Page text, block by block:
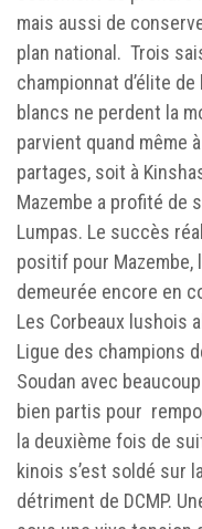
mais aussi de
plan national. Trois
championnat d’élite
blancs ne perdent la
parvient quand même
partages, soit à
Mazembe a profité de
Lumpas. Le succès
positif pour Mazembe,
demeurée encore en
Les Corbeaux lushois
Ligue des champions
Soudan avec
bien partis pour
la deuxième fois de
kinois s’est soldé sur
détriment de DCMP.